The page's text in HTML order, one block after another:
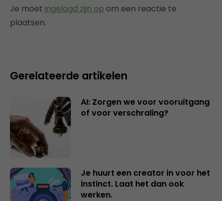
Je moet ingelogd zijn op om een reactie te
plaatsen.
Gerelateerde artikelen
AI: Zorgen we voor vooruitgang
of voor verschraling?
Je huurt een creator in voor het
instinct. Laat het dan ook
werken.